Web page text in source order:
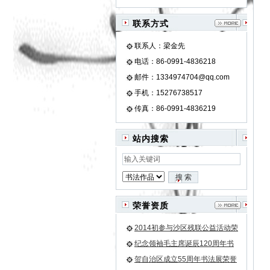
联系方式
联系人：梁金先
电话：86-0991-4836218
邮件：1334974704@qq.com
手机：15276738517
传真：86-0991-4836219
站内搜索
荣誉资质
2014初参与沙区残联公益活动荣
誉证书
纪念领袖毛主席诞辰120周年书
法作品邀请展金奖荣誉证书
贺自治区成立55周年书法展荣誉